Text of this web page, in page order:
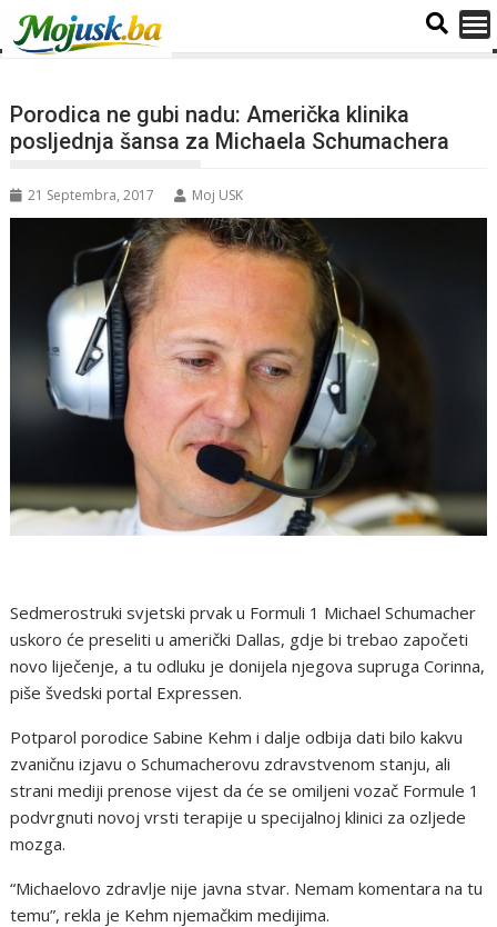
Porodica ne gubi nadu: Američka klinika
posljednja šansa za Michaela Schumachera
21 Septembra, 2017 Moj USK
Sedmerostruki svjetski prvak u Formuli 1 Michael Schumacher
uskoro će preseliti u američki Dallas, gdje bi trebao započeti
novo liječenje, a tu odluku je donijela njegova supruga Corinna,
piše švedski portal Expressen.
Potparol porodice Sabine Kehm i dalje odbija dati bilo kakvu
zvaničnu izjavu o Schumacherovu zdravstvenom stanju, ali
strani mediji prenose vijest da će se omiljeni vozač Formule 1
podvrgnuti novoj vrsti terapije u specijalnoj klinici za ozljede
mozga.
“Michaelovo zdravlje nije javna stvar. Nemam komentara na tu
temu”, rekla je Kehm njemačkim medijima.